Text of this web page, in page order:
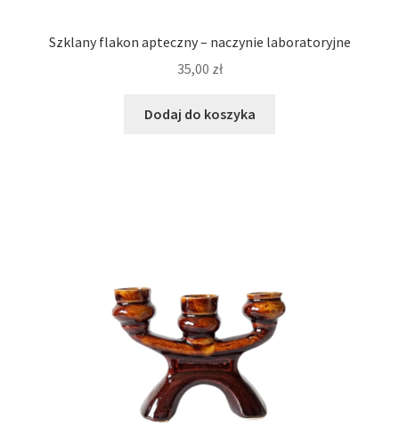
Szklany flakon apteczny – naczynie laboratoryjne
35,00 zł
Dodaj do koszyka